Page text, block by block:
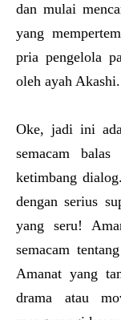
dan mulai
yang
pria pengelola
oleh ayah
Oke, jadi ini
semacam
ketimbang
dengan serius
yang seru!
semacam
Amanat yang
drama atau